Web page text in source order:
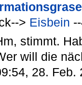
> Eisbein
stimmt.
will die
28. Feb.